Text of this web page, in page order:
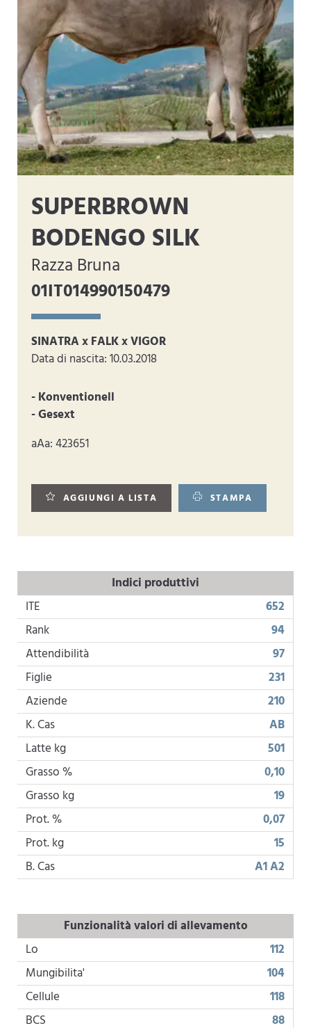
SUPERBROWN
BODENGO SILK
Razza Bruna
01IT014990150479
SINATRA x FALK x VIGOR
Data di nascita: 10.03.2018
- Konventionell
- Gesext
aAa: 423651
AGGIUNGI A LISTA STAMPA
Indici produttivi
ITE
652
Rank
94
Attendibilità
97
Figlie
231
Aziende
210
K. Cas
AB
Latte kg
501
Grasso %
0,10
Grasso kg
19
Prot. %
0,07
Prot. kg
15
B. Cas
A1 A2
Funzionalità valori di allevamento
Lo
112
Mungibilita'
104
Cellule
118
BCS
88